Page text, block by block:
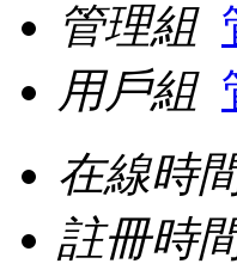
管理組
用戶組
在線時
註冊時